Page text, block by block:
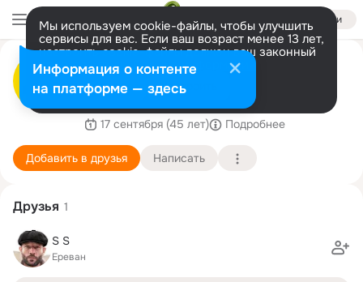
Войти
Мы используем cookie-файлы, чтобы улучшить
сервисы для вас. Если ваш возраст менее 13 лет,
настроить cookie-файлы должен ваш законный
представитель. Больше информации
Разрешить все Настроить
ДС Электрика
«ДС Электрика» — интернет-магазин
Электрики.
17 сентября (45 лет)
Подробнее
Добавить в друзья Написать
Друзья 1
S S
Ереван
Информация о контенте
на платформе — здесь